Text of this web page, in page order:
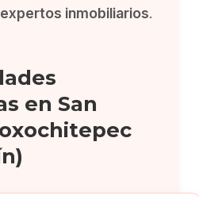
inmobiliarios.
en San